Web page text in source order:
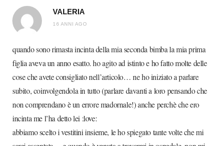
VALERIA
16 ANNI AGO
quando sono rimasta incinta della mia seconda bimba la mia prima
figlia aveva un anno esatto. ho agito ad istinto e ho fatto molte delle
cose che avete consigliato nell’articolo… ne ho iniziato a parlare
subito, coinvolgendola in tutto (parlare davanti a loro pensando che
non comprendano è un errore madornale!) anche perchè che ero
incinta me l’ha detto lei :love:
abbiamo scelto i vestitini insieme, le ho spiegato tante volte che mi